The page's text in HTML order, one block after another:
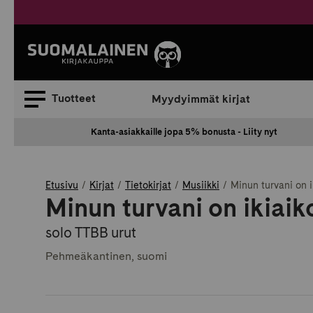
sisältöön
Tuotteet Myydyimmät kirjat
Kanta-asiakkaille jopa 5% bonusta - Liity nyt
Etusivu Kirjat Tietokirjat Musiikki Minun turvani on
Minun turvani on
solo TTBB urut
Pehmeäkantinen, suomi